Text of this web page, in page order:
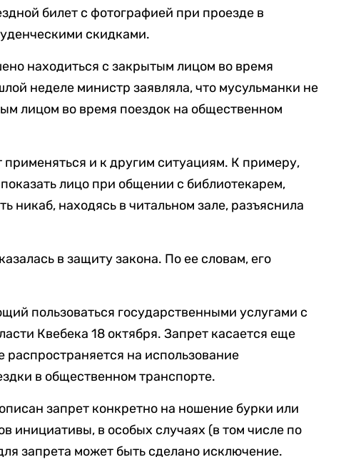
билет с фотографией при проезде в
скидками.
находиться с закрытым лицом во время
неделе министр заявляла, что мусульманки не
лицом во время поездок на общественном
и к другим ситуациям. К примеру,
лицо при общении с библиотекарем,
никаб, находясь в читальном зале, разъяснила
в защиту закона. По ее словам, его
пользоваться государственными услугами с
Квебека 18 октября. Запрет касается еще
распространяется на использование
в общественном транспорте.
запрет конкретно на ношение бурки или
инициативы, в особых случаях (в том числе по
запрета может быть сделано исключение.